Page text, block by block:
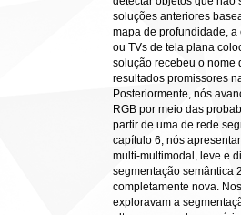
soluções anteriores
mapa de profundidade,
ou TVs de tela plana
solução recebeu o nome
resultados promissores
Posteriormente, nós
RGB por meio das
partir de uma de rede
capítulo 6, nós
multi-multimodal, leve e
segmentação semântica
completamente nova.
exploravam a